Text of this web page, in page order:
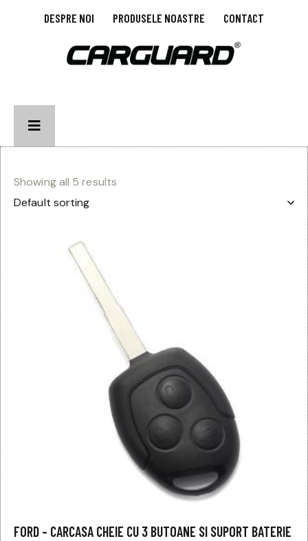
DESPRE NOI PRODUSELE NOASTRE CONTACT
Showing all 5 results
FORD – CARCASA CHEIE CU 3 BUTOANE SI SUPORT BATERIE